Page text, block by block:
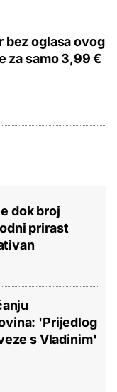
bez oglasa ovog
za samo 3,99 €
dok broj
prirast
'Prijedlog
s Vladinim'